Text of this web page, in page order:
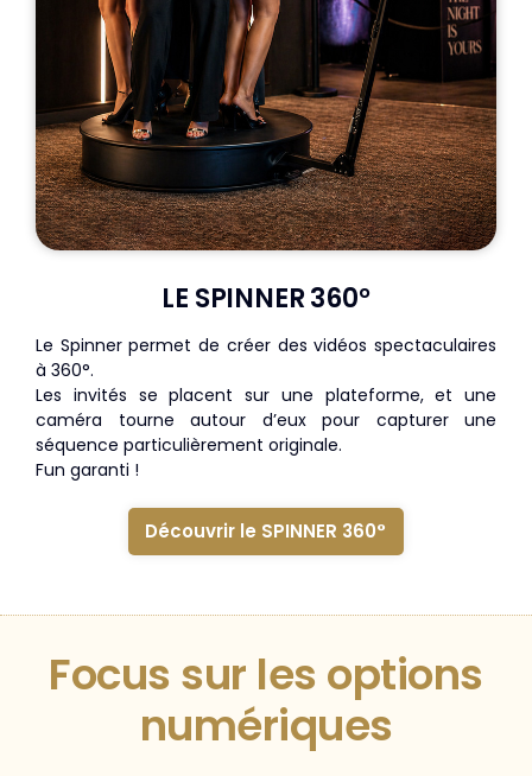
LE SPINNER 360°
Le Spinner permet de créer des vidéos spectaculaires
à 360°.
Les invités se placent sur une plateforme, et une
caméra tourne autour d’eux pour capturer une
séquence particulièrement originale.
Fun garanti !
Découvrir le SPINNER 360°
Focus sur les options
numériques